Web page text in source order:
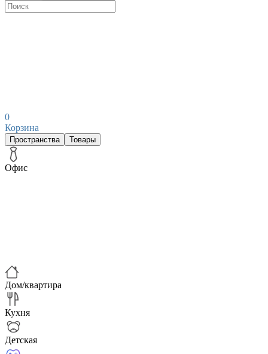
0
Корзина
Пространства Товары
Офис
Дом/квартира
Кухня
Детская